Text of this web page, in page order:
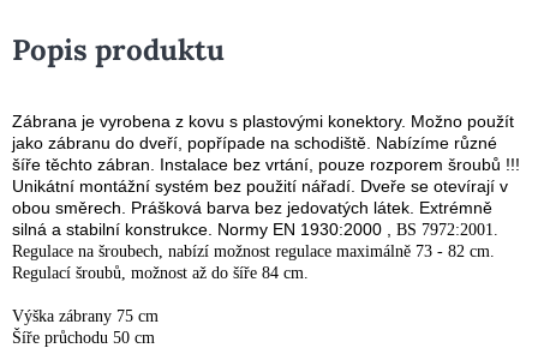
Popis produktu
Zábrana je vyrobena z kovu s plastovými konektory. Možno použít
jako zábranu do dveří, popřípade na schodiště. Nabízíme různé
šíře těchto zábran. Instalace bez vrtání, pouze rozporem šroubů !!!
Unikátní montážní systém bez použití nářadí. Dveře se otevírají v
obou směrech. Prášková barva bez jedovatých látek. Extrémně
silná a stabilní konstrukce. Normy EN 1930:2000 ,
BS 7972:2001.
Regulace na šroubech, nabízí možnost regulace maximálně 73 - 82 cm.
Regulací šroubů, možnost až do šíře 84 cm.
Výška zábrany 75 cm
Šíře průchodu 50 cm